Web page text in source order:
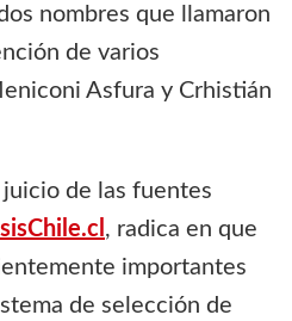
nombres que llamaron
de varios
Asfura y Crhistián
juicio de las fuentes
, radica en que
importantes
de selección de